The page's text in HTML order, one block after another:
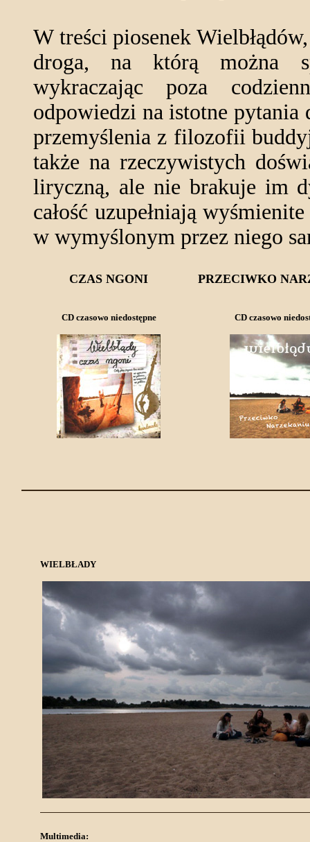
W treści piosenek
droga, na którą można
wykraczając poza
odpowiedzi na istotne pytania
przemyślenia z filozofii
także na rzeczywistych
liryczną, ale nie brakuje im
całość uzupełniają
w wymyślonym przez niego
CZAS NGONI
CD czasowo niedostępne
PRZECIWKO
CD czasowo
WIELBŁADY
Multimedia: